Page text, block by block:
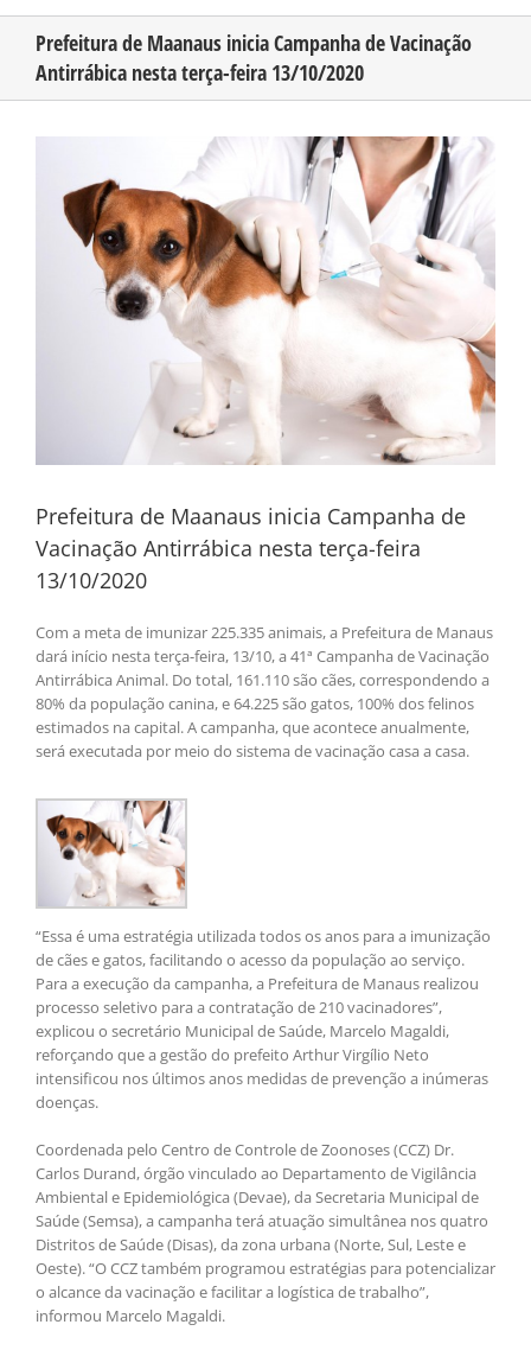
CONHEÇA O AMAZONAS
CONTATO
Prefeitura de Maanaus inicia Campanha de Vacinação
Antirrábica nesta terça-feira 13/10/2020
Image
Prefeitura de Maanaus inicia Campanha de
Vacinação Antirrábica nesta terça-feira
13/10/2020
Com a meta de imunizar 225.335 animais, a Prefeitura de Manaus
dará início nesta terça-feira, 13/10, a 41ª Campanha de Vacinação
Antirrábica Animal. Do total, 161.110 são cães, correspondendo a
80% da população canina, e 64.225 são gatos, 100% dos felinos
estimados na capital. A campanha, que acontece anualmente,
será executada por meio do sistema de vacinação casa a casa.
“Essa é uma estratégia utilizada todos os anos para a imunização
de cães e gatos, facilitando o acesso da população ao serviço.
Para a execução da campanha, a Prefeitura de Manaus realizou
processo seletivo para a contratação de 210 vacinadores”,
explicou o secretário Municipal de Saúde, Marcelo Magaldi,
reforçando que a gestão do prefeito Arthur Virgílio Neto
intensificou nos últimos anos medidas de prevenção a inúmeras
doenças.
Coordenada pelo Centro de Controle de Zoonoses (CCZ) Dr.
Carlos Durand, órgão vinculado ao Departamento de Vigilância
Ambiental e Epidemiológica (Devae), da Secretaria Municipal de
Saúde (Semsa), a campanha terá atuação simultânea nos quatro
Distritos de Saúde (Disas), da zona urbana (Norte, Sul, Leste e
Oeste). “O CCZ também programou estratégias para potencializar
o alcance da vacinação e facilitar a logística de trabalho”,
informou Marcelo Magaldi.